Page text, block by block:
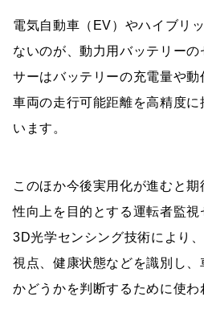
電気自動車（EV）やハイブリ
ないのが、動力用バッテリー
サーはバッテリーの充電量や動
車両の走行可能距離を高精度
います。
このほか今後実用化が進むと
性向上を目的とする運転者監
3D光学センシング技術により
視点、健康状態などを識別し
かどうかを判断するために使わ